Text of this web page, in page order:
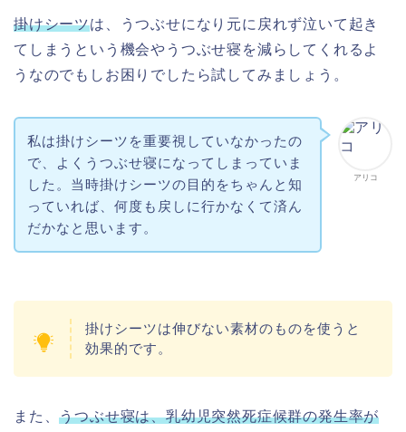
掛けシーツは、うつぶせになり元に戻れず泣いて起き
てしまうという機会やうつぶせ寝を減らしてくれるよ
うなのでもしお困りでしたら試してみましょう。
アリコ
私は掛けシーツを重要視していなかったの
で、よくうつぶせ寝になってしまっていま
した。当時掛けシーツの目的をちゃんと知
っていれば、何度も戻しに行かなくて済ん
だかなと思います。
掛けシーツは伸びない素材のものを使うと
効果的です。
また、うつぶせ寝は、乳幼児突然死症候群の発生率が